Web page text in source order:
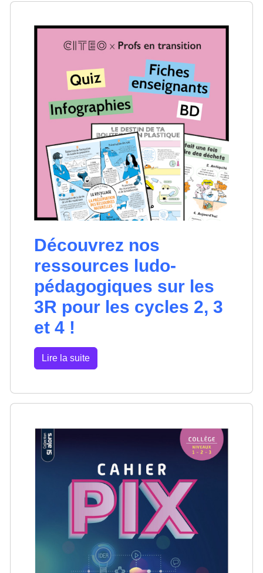
Découvrez nos
ressources ludo-
pédagogiques sur les
3R pour les cycles 2, 3
et 4 !
Lire la suite